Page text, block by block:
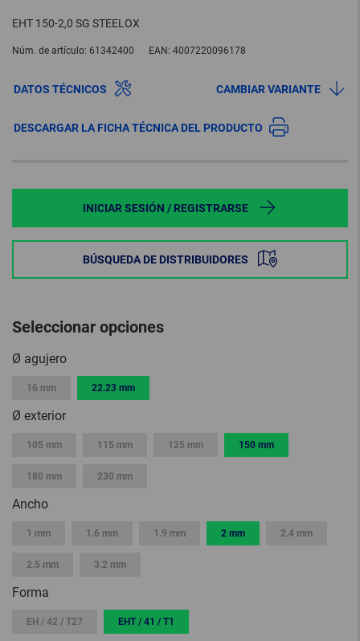
EHT 150-2,0 SG STEELOX
Núm. de artículo: 61342400 EAN: 4007220096178
DATOS TÉCNICOS CAMBIAR VARIANTE
DESCARGAR LA FICHA TÉCNICA DEL PRODUCTO
INICIAR SESIÓN / REGISTRARSE
BÚSQUEDA DE DISTRIBUIDORES
Seleccionar opciones
Ø agujero
16 mm 22.23 mm
Ø exterior
105 mm 115 mm 125 mm 150 mm
180 mm 230 mm
Ancho
1 mm 1.6 mm 1.9 mm 2 mm 2.4 mm
2.5 mm 3.2 mm
Forma
EH / 42 / T27 EHT / 41 / T1